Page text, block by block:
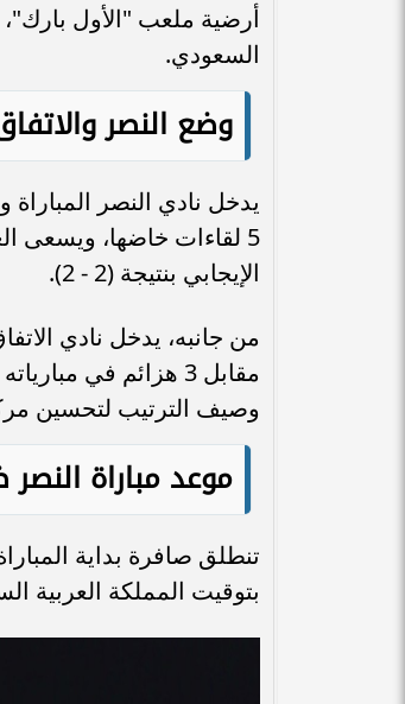
السعودي.
وضع النصر
5 لقاءات خاضها، ويسعى
الإيجابي بنتيجة (2 - 2).
من جانبه، يدخل نادي
مقابل 3 هزائم في
وصيف الترتيب لتحسين
موعد مباراة
بتوقيت المملكة العربية